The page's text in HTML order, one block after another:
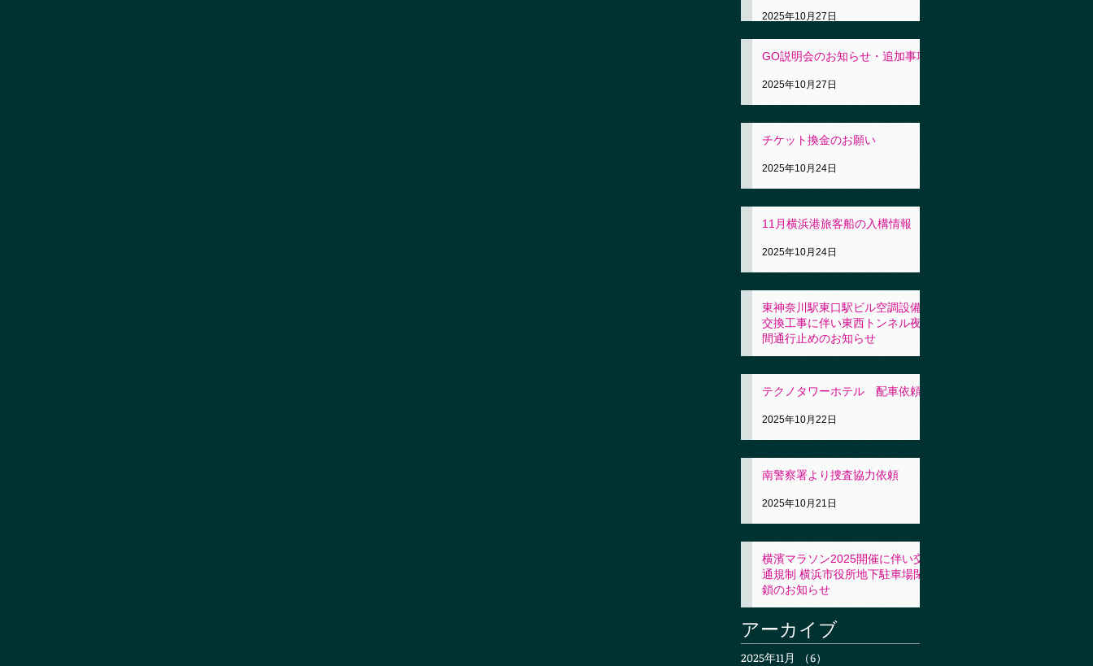
2025年10月27日
GO説明会のお知らせ・追加事項
2025年10月27日
チケット換金のお願い
2025年10月24日
11月横浜港旅客船の入構情報
2025年10月24日
東神奈川駅東口駅ビル空調設備
交換工事に伴い東西トンネル夜
間通行止めのお知らせ
テクノタワーホテル 配車依頼
2025年10月22日
南警察署より捜査協力依頼
2025年10月21日
横濱マラソン2025開催に伴い交
通規制 横浜市役所地下駐車場閉
鎖のお知らせ
アーカイブ
2025年11月 （6）